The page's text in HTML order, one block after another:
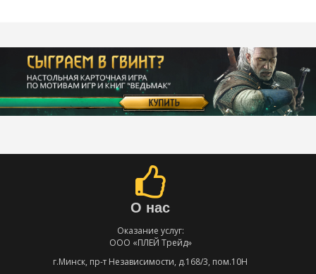
О нас
Оказание услуг:
ООО «ПЛЕЙ Трейд»
г.Минск, пр-т Независимости, д.168/3, пом.10Н